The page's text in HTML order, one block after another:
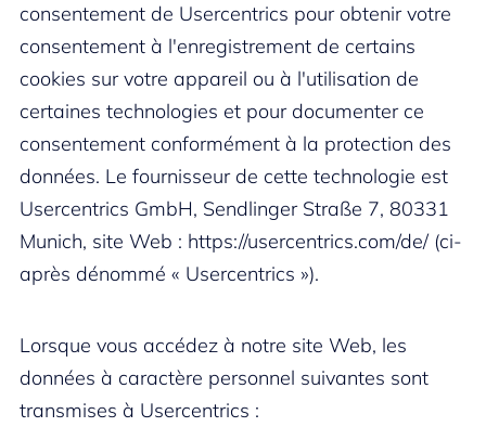
consentement de Usercentrics pour obtenir votre
consentement à l'enregistrement de certains
cookies sur votre appareil ou à l'utilisation de
certaines technologies et pour documenter ce
consentement conformément à la protection des
données. Le fournisseur de cette technologie est
Usercentrics GmbH, Sendlinger Straße 7, 80331
Munich, site Web : https://usercentrics.com/de/ (ci-
après dénommé « Usercentrics »).
Lorsque vous accédez à notre site Web, les
données à caractère personnel suivantes sont
transmises à Usercentrics :